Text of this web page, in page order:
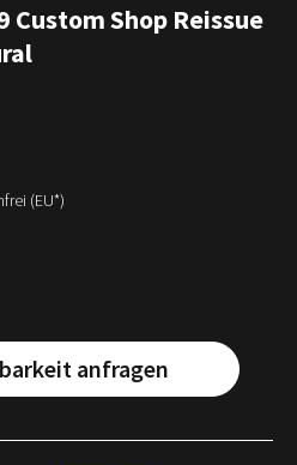
Custom Shop Reissue
(EU*)
anfragen